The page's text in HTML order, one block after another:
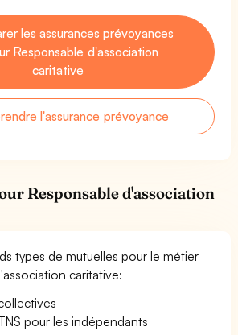
les assurances prévoyances
Responsable d'association
caritative
l'assurance prévoyance
Responsable d'association
types de mutuelles pour le métier
caritative:
pour les indépendants